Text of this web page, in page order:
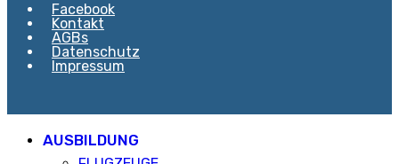
Facebook
Kontakt
AGBs
Datenschutz
Impressum
AUSBILDUNG